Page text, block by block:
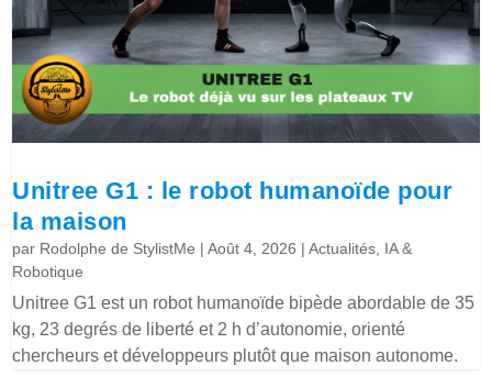
Unitree G1 : le robot humanoïde pour
la maison
par Rodolphe de StylistMe |Août 4, 2026 |Actualités, IA &
Robotique
Unitree G1 est un robot humanoïde bipède abordable de 35
kg, 23 degrés de liberté et 2 h d’autonomie, orienté
chercheurs et développeurs plutôt que maison autonome.